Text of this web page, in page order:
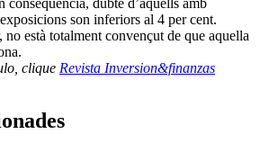
conseqüència, dubte d’aquells amb
son inferiors al 4 per cent.
està totalment convençut de que aquella
clique Revista Inversion&finanzas